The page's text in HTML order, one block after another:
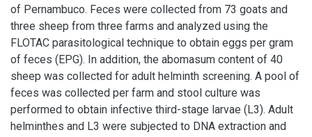
of Pernambuco. Feces were collected from 73 goats and
three sheep from three farms and analyzed using the
FLOTAC parasitological technique to obtain eggs per gram
of feces (EPG). In addition, the abomasum content of 40
sheep was collected for adult helminth screening. A pool of
feces was collected per farm and stool culture was
performed to obtain infective third-stage larvae (L3). Adult
helminthes and L3 were subjected to DNA extraction and